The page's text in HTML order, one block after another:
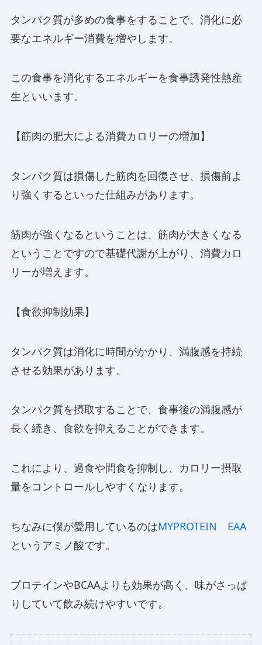
タンパク質が多めの食事をすることで、消化に必
要なエネルギー消費を増やします。
この食事を消化するエネルギーを食事誘発性熱産
生といいます。
【筋肉の肥大による消費カロリーの増加】
タンパク質は損傷した筋肉を回復させ、損傷前よ
り強くするといった仕組みがあります。
筋肉が強くなるということは、筋肉が大きくなる
ということですので基礎代謝が上がり、消費カロ
リーが増えます。
【食欲抑制効果】
タンパク質は消化に時間がかかり、満腹感を持続
させる効果があります。
タンパク質を摂取することで、食事後の満腹感が
長く続き、食欲を抑えることができます。
これにより、過食や間食を抑制し、カロリー摂取
量をコントロールしやすくなります。
ちなみに僕が愛用しているのはMYPROTEIN EAA
というアミノ酸です。
プロテインやBCAAよりも効果が高く、味がさっぱ
りしていて飲み続けやすいです。